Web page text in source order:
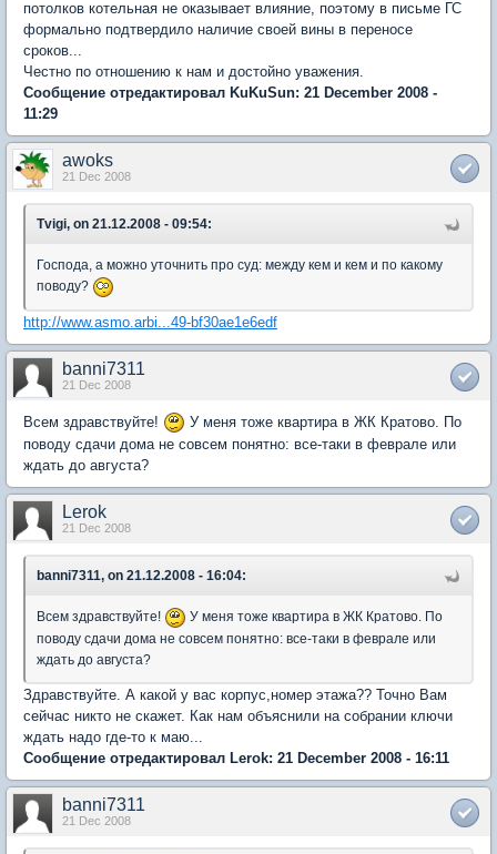
потолков котельная не оказывает влияние, поэтому в письме ГС
формально подтвердило наличие своей вины в переносе
сроков...
Честно по отношению к нам и достойно уважения.
Сообщение отредактировал KuKuSun: 21 December 2008 -
11:29
awoks
21 Dec 2008
Tvigi, on 21.12.2008 - 09:54:
Господа, а можно уточнить про суд: между кем и кем и по какому
поводу?
http://www.asmo.arbi...49-bf30ae1e6edf
banni7311
21 Dec 2008
Всем здравствуйте!
У меня тоже квартира в ЖК Кратово. По
поводу сдачи дома не совсем понятно: все-таки в феврале или
ждать до августа?
Lerok
21 Dec 2008
banni7311, on 21.12.2008 - 16:04:
Всем здравствуйте!
У меня тоже квартира в ЖК Кратово. По
поводу сдачи дома не совсем понятно: все-таки в феврале или
ждать до августа?
Здравствуйте. А какой у вас корпус,номер этажа?? Точно Вам
сейчас никто не скажет. Как нам объяснили на собрании ключи
ждать надо где-то к маю...
Сообщение отредактировал Lerok: 21 December 2008 - 16:11
banni7311
21 Dec 2008